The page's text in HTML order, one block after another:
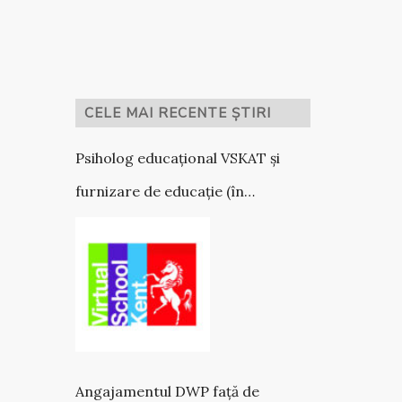
CELE MAI RECENTE ȘTIRI
Psiholog educațional VSKAT și
furnizare de educație (în
Angajamentul DWP față de